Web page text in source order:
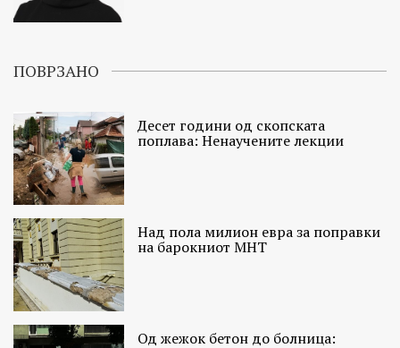
ПОВРЗАНО
Десет години од скопската
поплава: Ненаучените лекции
Над пола милион евра за поправки
на барокниот МНТ
Од жежок бетон до болница: